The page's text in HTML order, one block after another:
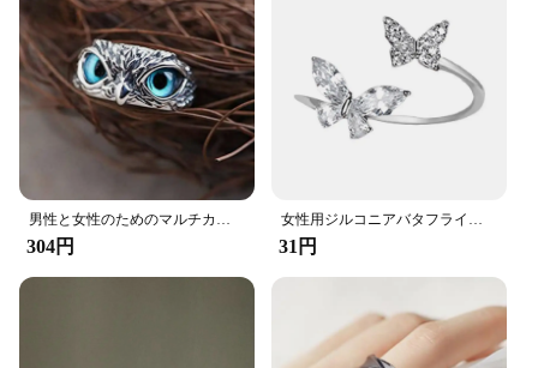
男性と女性のためのマルチカラーのオープン調節可能なフクロウリング,魅力的なファッションデザイン,目,パンク,ゴシックギフト,サイズ変更可能なリング
304円
女性用ジルコニアバタフライオープンリング,シルバーカラー,調節可能なリング,誇張された個性のジュエリー,結婚披露宴
31円